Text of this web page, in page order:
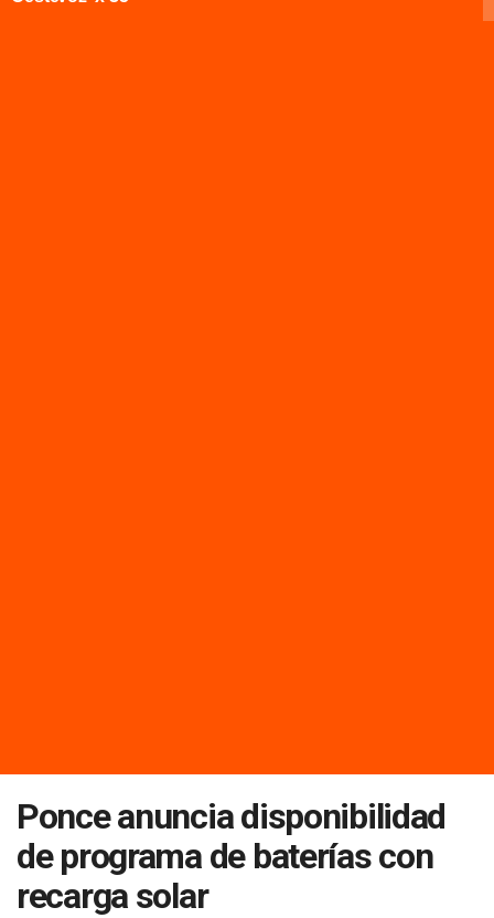
Ponce anuncia disponibilidad
de programa de baterías con
recarga solar